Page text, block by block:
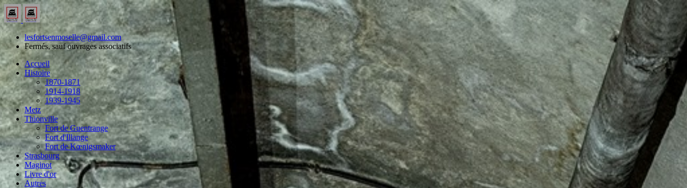
lesfortsenmoselle@gmail.com
Fermés, sauf ouvrages associatifs
Accueil
Histoire
1870-1871
1914-1918
1939-1945
Metz
Thionville
Fort de Guentrange
Fort d'Illange
Fort de Kœnigsmaker
Strasbourg
Maginot
Livre d'or
Autres